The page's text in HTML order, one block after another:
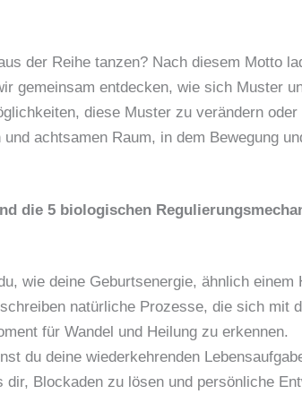
der Reihe tanzen? Nach diesem Motto
gemeinsam entdecken, wie sich Muster
diese Muster zu verändern oder
achtsamen Raum, in dem Bewegung
die 5 biologischen
wie deine Geburtsenergie, ähnlich
natürliche Prozesse, die sich
für Wandel und Heilung zu erkennen.
du deine wiederkehrenden
Blockaden zu lösen und persönliche